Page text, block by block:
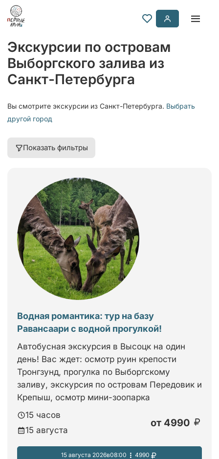
Экскурсии по островам
Выборгского залива из
Санкт-Петербурга
Вы смотрите экскурсии из Санкт-Петербурга. Выбрать
другой город
Показать фильтры
Водная романтика: тур на базу
Равансаари с водной прогулкой!
Автобусная экскурсия в Высоцк на один
день! Вас ждет: осмотр руин крепости
Тронгзунд, прогулка по Выборгскому
заливу, экскурсия по островам Передовик и
Крепыш, осмотр мини-зоопарка
15 часов
15 августа
от 4990
15 августа 2026в08:00 4990